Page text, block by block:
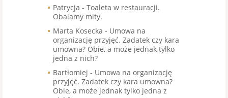
Patrycja - Toaleta w restauracji.
Obalamy mity.
Marta Kosecka - Umowa na
organizację przyjęć. Zadatek czy kara
umowna? Obie, a może jednak tylko
jedna z nich?
Bartłomiej - Umowa na organizację
przyjęć. Zadatek czy kara umowna?
Obie, a może jednak tylko jedna z